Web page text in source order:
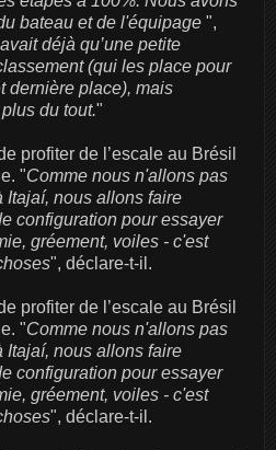
bateau et de l'équipage ",
déjà qu’une petite
(qui les place pour
dernière place), mais
du tout."
profiter de l’escale au Brésil
"Comme nous n'allons pas
Itajaí, nous allons faire
configuration pour essayer
gréement, voiles - c'est
", déclare-t-il.
profiter de l’escale au Brésil
"Comme nous n'allons pas
Itajaí, nous allons faire
configuration pour essayer
gréement, voiles - c'est
", déclare-t-il.